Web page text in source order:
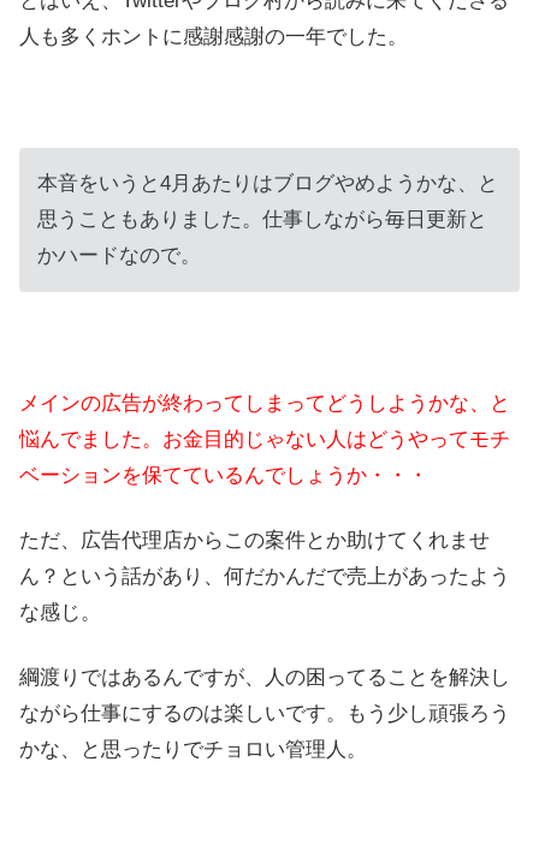
人も多くホントに感謝感謝の一年でした。
本音をいうと4月あたりはブログやめようかな、と
思うこともありました。仕事しながら毎日更新と
かハードなので。
メインの広告が終わってしまってどうしようかな、と
悩んでました。お金目的じゃない人はどうやってモチ
ベーションを保てているんでしょうか・・・
ただ、広告代理店からこの案件とか助けてくれませ
ん？という話があり、何だかんだで売上があったよう
な感じ。
綱渡りではあるんですが、人の困ってることを解決し
ながら仕事にするのは楽しいです。もう少し頑張ろう
かな、と思ったりでチョロい管理人。